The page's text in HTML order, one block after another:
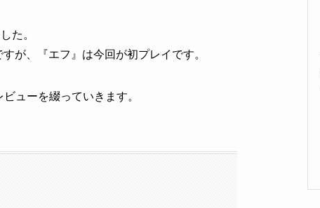
た。
が、『エフ』は今回が初プレイです。
ューを綴っていきます。